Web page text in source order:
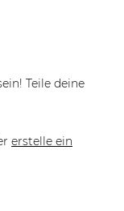
Teile deine
erstelle ein